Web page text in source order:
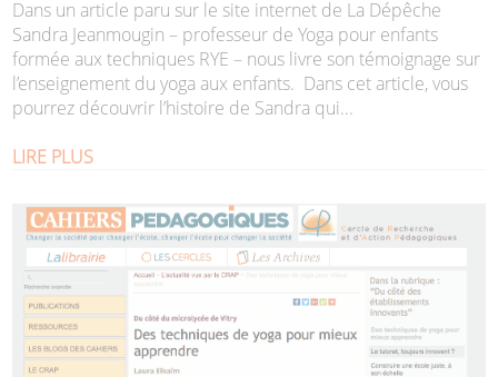
Dans un article paru sur le site internet de La Dépêche
Sandra Jeanmougin – professeur de Yoga pour enfants
formée aux techniques RYE – nous livre son témoignage sur
l’enseignement du yoga aux enfants. Dans cet article, vous
pourrez découvrir l’histoire de Sandra qui...
LIRE PLUS